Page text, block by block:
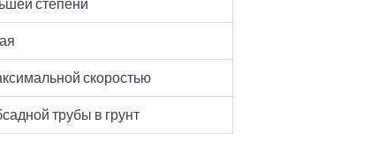
степени
скоростью
трубы в грунт